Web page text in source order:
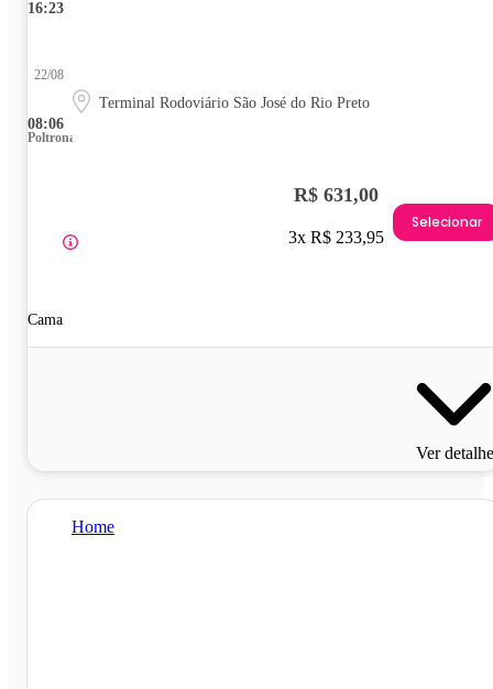
16:23
08:06
22/08
Terminal Rodoviário São José do Rio Preto
Poltrona
Cama
R$ 631,00
3x R$ 233,95
Selecionar
Ver
Home